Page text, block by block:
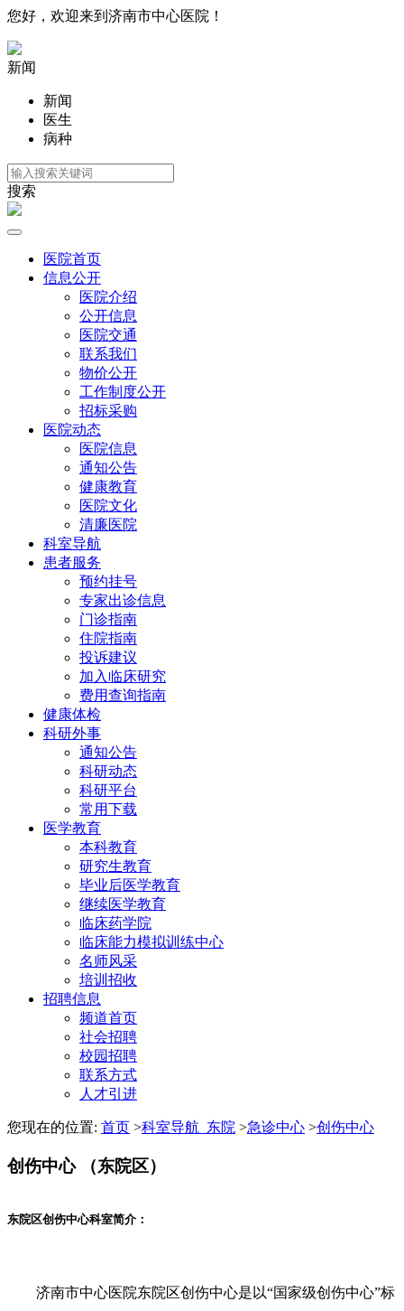
您好，欢迎来到济南市中心医院！
新闻
新闻
医生
病种
搜索
医院首页
信息公开
医院介绍
公开信息
医院交通
联系我们
物价公开
工作制度公开
招标采购
医院动态
医院信息
通知公告
健康教育
医院文化
清廉医院
科室导航
患者服务
预约挂号
专家出诊信息
门诊指南
住院指南
投诉建议
加入临床研究
费用查询指南
健康体检
科研外事
通知公告
科研动态
科研平台
常用下载
医学教育
本科教育
研究生教育
毕业后医学教育
继续医学教育
临床药学院
临床能力模拟训练中心
名师风采
培训招收
招聘信息
频道首页
社会招聘
校园招聘
联系方式
人才引进
您现在的位置: 首页 >科室导航_东院 >急诊中心 >创伤中心
创伤中心 （东院区）
东院区创伤中心科室简介：
济南市中心医院东院区创伤中心是以“国家级创伤中心”标